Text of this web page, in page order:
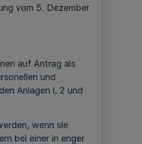
vom 5. Dezember
auf Antrag als
und
Anlagen l, 2 und
wenn sie
bei einer in enger